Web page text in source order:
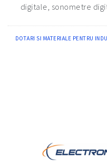
digitale, sonometre
DOTARI SI MATERIALE PENTRU